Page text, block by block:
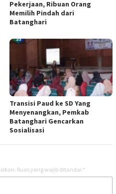
Pekerjaan, Ribuan Orang
Memilih Pindah dari
Batanghari
Transisi Paud ke SD Yang
Menyenangkan, Pemkab
Batanghari Gencarkan
Sosialisasi
Ruas yang wajib ditandai *